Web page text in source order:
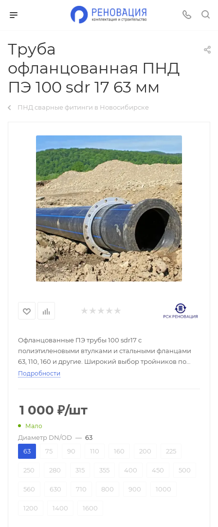
Труба
офланцованная ПНД
ПЭ 100 sdr 17 63 мм
ПНД сварные фитинги в Новосибирске
Офланцованные ПЭ трубы 100 sdr17 с
полиэтиленовыми втулками и стальными фланцами
63, 110, 160 и другие. Широкий выбор тройников по
низким ценам в доставка по России, скидки при
Подробности
1 000 ₽/шт
Мало
Диаметр DN/OD — 63
63
75 90 110 160 200 225
250 280 315 355 400 450 500
560 630 710 800 900 1000
1200 1400 1600